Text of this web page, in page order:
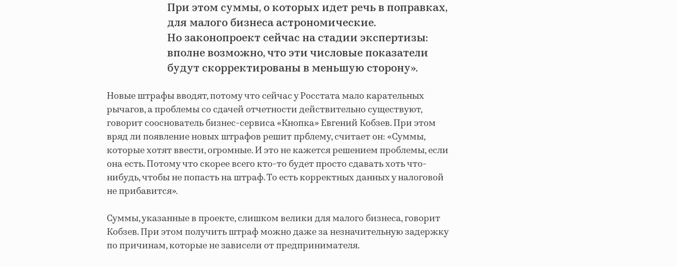
При этом суммы, о которых идет речь в поправках,
для малого бизнеса астрономические.
Но законопроект сейчас на стадии экспертизы:
вполне возможно, что эти числовые показатели
будут скорректированы в меньшую сторону».
Новые штрафы вводят, потому что сейчас у Росстата мало карательных
рычагов, а проблемы со сдачей отчетности действительно существуют,
говорит сооснователь бизнес-сервиса «Кнопка» Евгений Кобзев. При этом
вряд ли появление новых штрафов решит прблему, считает он: «Суммы,
которые хотят ввести, огромные. И это не кажется решением проблемы, если
она есть. Потому что скорее всего кто-то будет просто сдавать хоть что-
нибудь, чтобы не попасть на штраф. То есть корректных данных у налоговой
не прибавится».
Суммы, указанные в проекте, слишком велики для малого бизнеса, говорит
Кобзев. При этом получить штраф можно даже за незначительную задержку
по причинам, которые не зависели от предпринимателя.